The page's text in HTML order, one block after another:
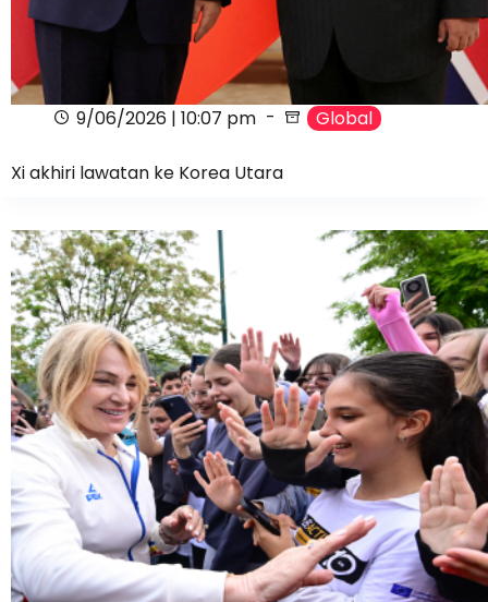
9/06/2026 | 10:07 pm Global
Xi akhiri lawatan ke Korea Utara